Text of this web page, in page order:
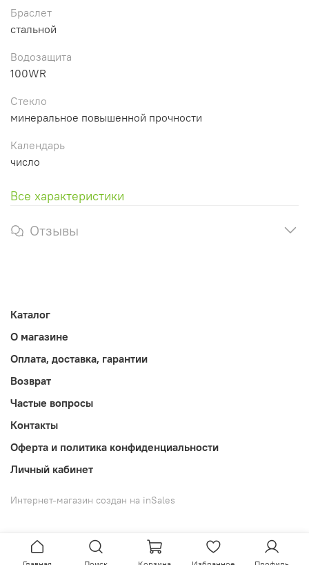
Браслет
стальной
Водозащита
100WR
Стекло
минеральное повышенной прочности
Календарь
число
Все характеристики
Отзывы
Каталог
О магазине
Оплата, доставка, гарантии
Возврат
Частые вопросы
Контакты
Оферта и политика конфиденциальности
Личный кабинет
Интернет-магазин создан на inSales